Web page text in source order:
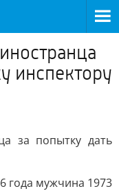
инспектору
за попытку дать
года мужчина 1973